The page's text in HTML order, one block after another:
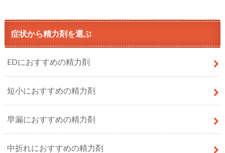
症状から精力剤を選ぶ
EDにおすすめの精力剤
短小におすすめの精力剤
早漏におすすめの精力剤
中折れにおすすめの精力剤